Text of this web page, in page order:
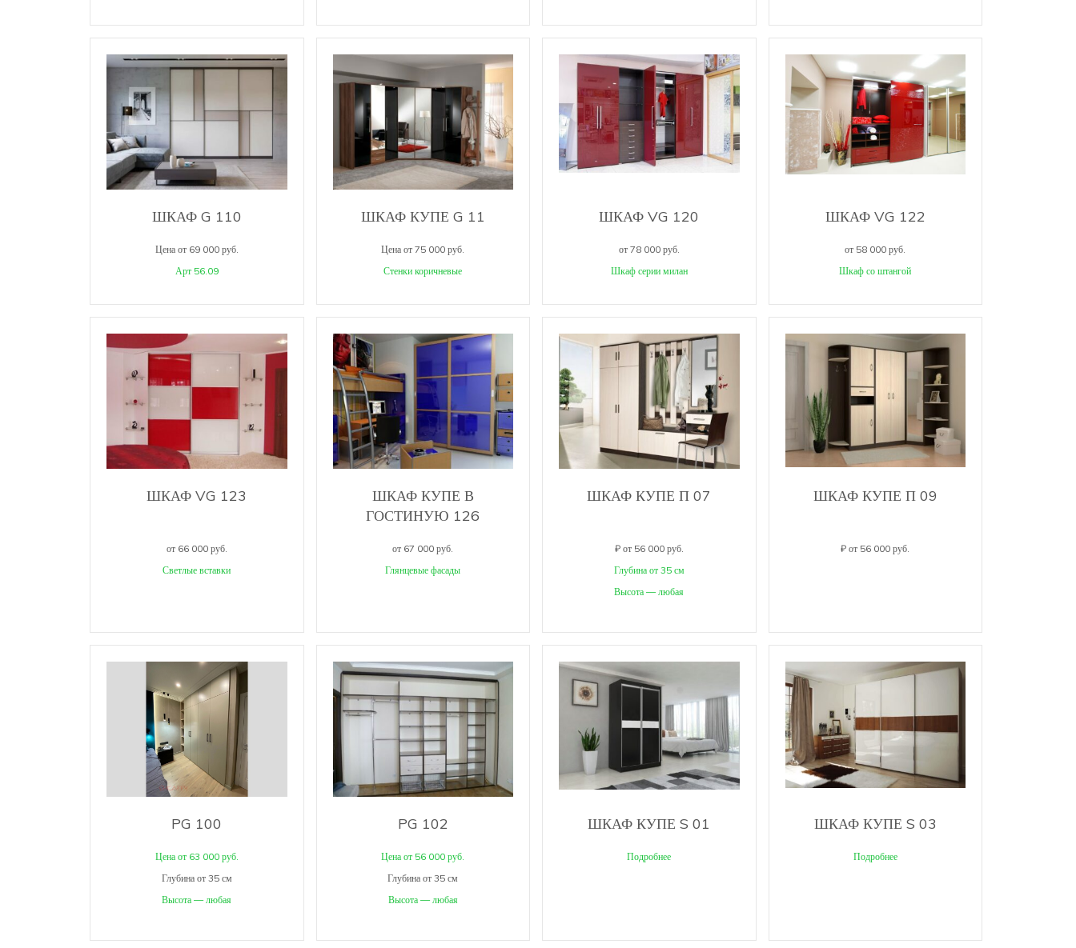
ШКАФ G 110
Цена от 69 000 руб.
Арт 56.09
ШКАФ КУПЕ G 11
Цена от 75 000 руб.
Стенки коричневые
ШКАФ VG 120
от 78 000 руб.
Шкаф серии милан
ШКАФ VG 122
от 58 000 руб.
Шкаф со штангой
ШКАФ VG 123
от 66 000 руб.
Светлые вставки
ШКАФ КУПЕ В
ГОСТИНУЮ 126
от 67 000 руб.
Глянцевые фасады
ШКАФ КУПЕ П 07
₽ от 56 000 руб.
Глубина от 35 см
Высота — любая
ШКАФ КУПЕ П 09
₽ от 56 000 руб.
PG 100
Цена от 63 000 руб.
Глубина от 35 см
Высота — любая
PG 102
Цена от 56 000 руб.
Глубина от 35 см
Высота — любая
ШКАФ КУПЕ S 01
Подробнее
ШКАФ КУПЕ S 03
Подробнее